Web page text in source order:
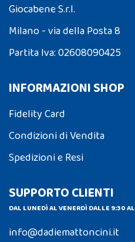
Giocabene S.r.l.
Milano - via della Posta 8
Partita Iva: 02608090425
INFORMAZIONI SHOP
Fidelity Card
Condizioni di Vendita
Spedizioni e Resi
SUPPORTO CLIENTI
DAL LUNEDÌ AL VENERDÌ DALLE 9:30
info@dadiemattoncini.it